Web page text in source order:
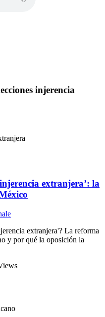
injerencia
extranjera’: la
extranjera'? La reforma
y por qué la oposición la